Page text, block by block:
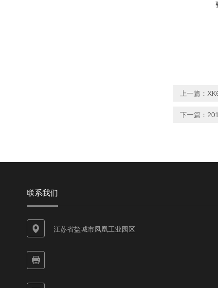
上一篇：
下一篇：
联系我们
江苏省盐城市凤凰工业园区